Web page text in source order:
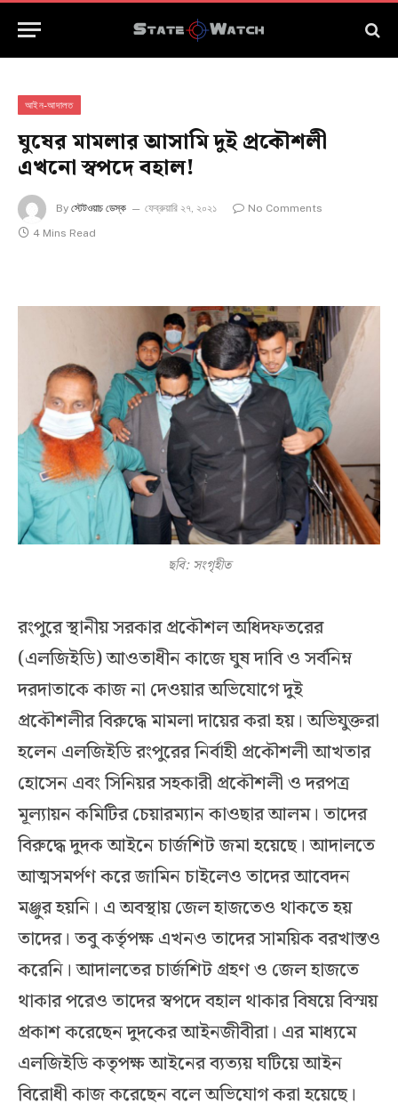
আইন-আদালত
ঘুষের মামলার আসামি দুই প্রকৌশলী
এখনো স্বপদে বহাল!
By স্টেটওয়াচ ডেস্ক ফেব্রুয়ারি ২৭, ২০২১
No Comments
4 Mins Read
ছবি: সংগৃহীত
রংপুরে স্থানীয় সরকার প্রকৌশল অধিদফতরের
(এলজিইডি) আওতাধীন কাজে ঘুষ দাবি ও সর্বনিম্ন
দরদাতাকে কাজ না দেওয়ার অভিযোগে দুই
প্রকৌশলীর বিরুদ্ধে মামলা দায়ের করা হয়। অভিযুক্তরা
হলেন এলজিইডি রংপুরের নির্বাহী প্রকৌশলী আখতার
হোসেন এবং সিনিয়র সহকারী প্রকৌশলী ও দরপত্র
মূল্যায়ন কমিটির চেয়ারম্যান কাওছার আলম। তাদের
বিরুদ্ধে দুদক আইনে চার্জশিট জমা হয়েছে। আদালতে
আত্মসমর্পণ করে জামিন চাইলেও তাদের আবেদন
মঞ্জুর হয়নি। এ অবস্থায় জেল হাজতেও থাকতে হয়
তাদের। তবু কর্তৃপক্ষ এখনও তাদের সাময়িক বরখাস্তও
করেনি। আদালতের চার্জশিট গ্রহণ ও জেল হাজতে
থাকার পরেও তাদের স্বপদে বহাল থাকার বিষয়ে বিস্ময়
প্রকাশ করেছেন দুদকের আইনজীবীরা। এর মাধ্যমে
এলজিইডি কতৃপক্ষ আইনের ব্যত্যয় ঘটিয়ে আইন
বিরোধী কাজ করেছেন বলে অভিযোগ করা হয়েছে।